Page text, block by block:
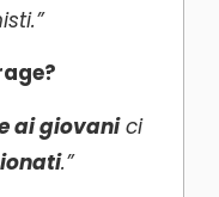
ai giovanici
.”